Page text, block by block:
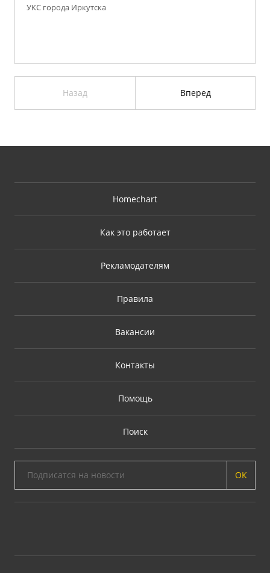
УКС города Иркутска
Назад Вперед
Homechart
Как это работает
Рекламодателям
Правила
Вакансии
Контакты
Помощь
Поиск
ОК